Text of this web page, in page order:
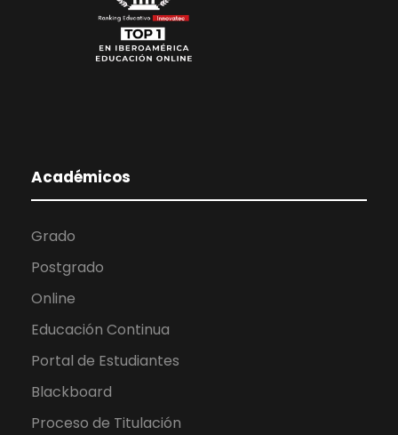
Académicos
Grado
Postgrado
Online
Educación Continua
Portal de Estudiantes
Blackboard
Proceso de Titulación